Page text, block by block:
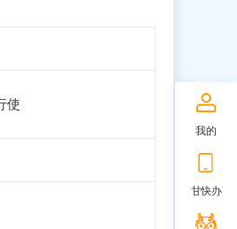
使
我的
甘快办